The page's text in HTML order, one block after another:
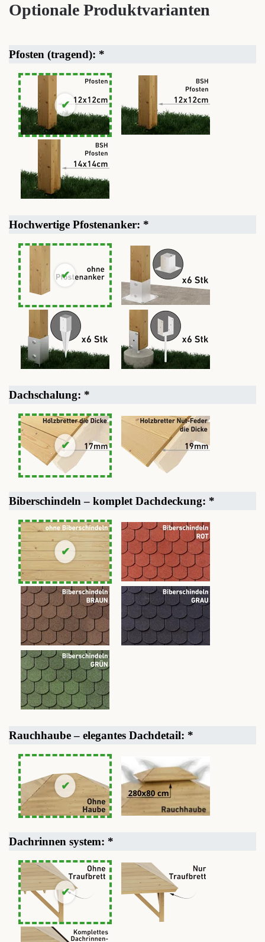
Optionale Produktvarianten
Pfosten (tragend): *
Hochwertige Pfostenanker: *
Dachschalung: *
Biberschindeln – komplet Dachdeckung: *
Rauchhaube – elegantes Dachdetail: *
Dachrinnen system: *